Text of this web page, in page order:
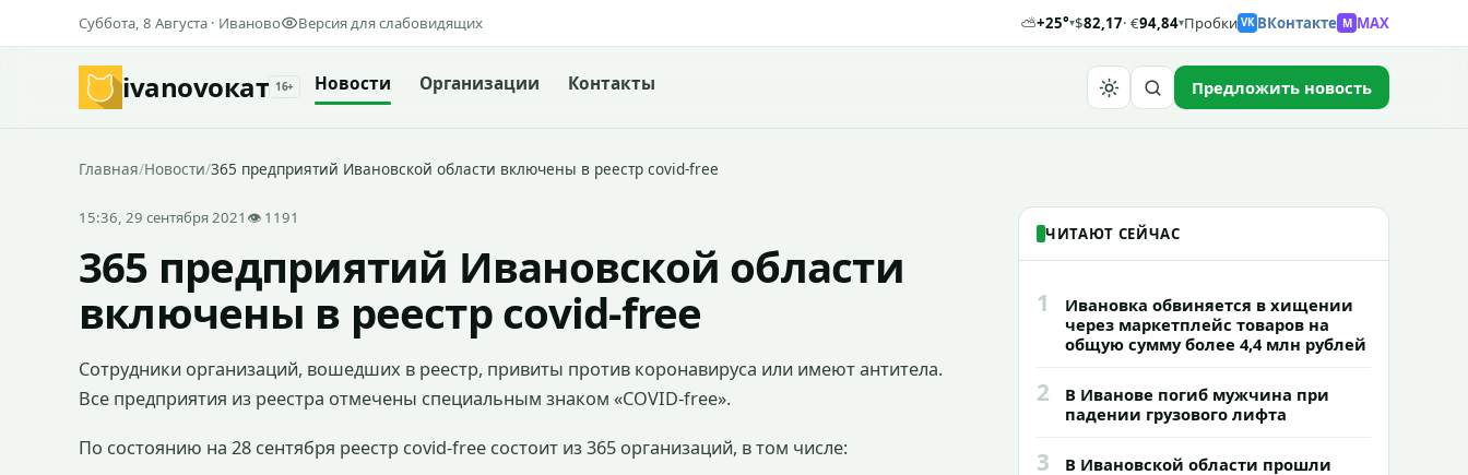
Суббота, 8 Августа · Иваново Версия для слабовидящих ⛅+25°▾$82,17· €94,84▾Пробки VK ВКонтакте M MAX
ivanovoкат 16+ Новости Организации Контакты Предложить новость
Главная/Новости/365 предприятий Ивановской области включены в реестр covid-free
15:36, 29 сентября 2021 👁 1191
365 предприятий Ивановской области
включены в реестр covid-free
Сотрудники организаций, вошедших в реестр, привиты против коронавируса или имеют антитела.
Все предприятия из реестра отмечены специальным знаком «COVID-free».
По состоянию на 28 сентября реестр covid-free состоит из 365 организаций, в том числе:
ЧИТАЮТ СЕЙЧАС
1
Ивановка обвиняется в хищении
через маркетплейс товаров на
общую сумму более 4,4 млн рублей
2
В Иванове погиб мужчина при
падении грузового лифта
3
В Ивановской области прошли